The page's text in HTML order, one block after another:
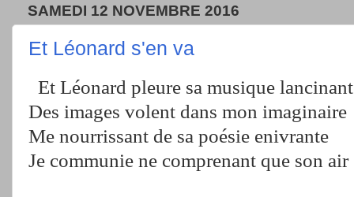
SAMEDI 12 NOVEMBRE 2016
Et Léonard s'en va
Et Léonard pleure sa musique
Des images volent dans mon imaginaire
Me nourrissant de sa poésie enivrante
Je communie ne comprenant que son air